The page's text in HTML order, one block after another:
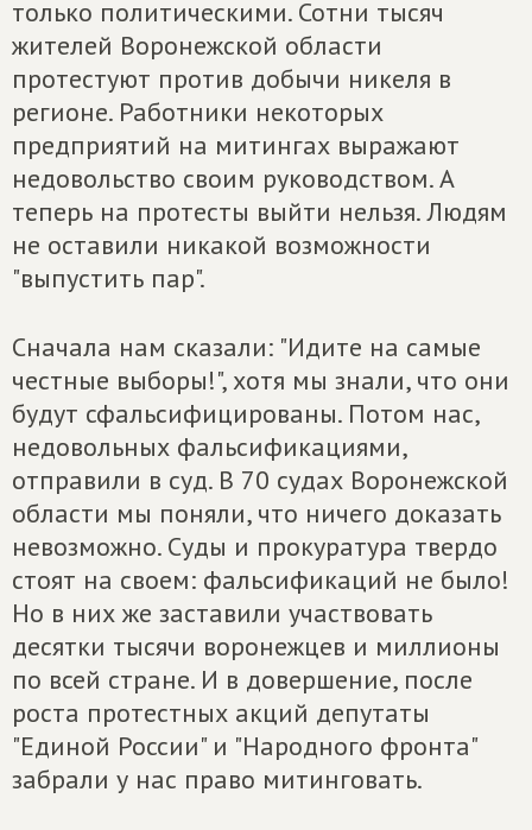
только политическими. Сотни тысяч
жителей Воронежской области
протестуют против добычи никеля в
регионе. Работники некоторых
предприятий на митингах выражают
недовольство своим руководством. А
теперь на протесты выйти нельзя. Людям
не оставили никакой возможности
"выпустить пар".
Сначала нам сказали: "Идите на самые
честные выборы!", хотя мы знали, что они
будут сфальсифицированы. Потом нас,
недовольных фальсификациями,
отправили в суд. В 70 судах Воронежской
области мы поняли, что ничего доказать
невозможно. Суды и прокуратура твердо
стоят на своем: фальсификаций не было!
Но в них же заставили участвовать
десятки тысячи воронежцев и миллионы
по всей стране. И в довершение, после
роста протестных акций депутаты
"Единой России" и "Народного фронта"
забрали у нас право митинговать.